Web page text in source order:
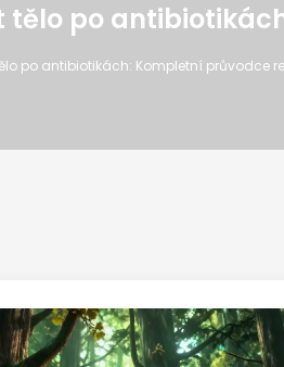
tělo po
po antibiotikách: Kompletní průvodce